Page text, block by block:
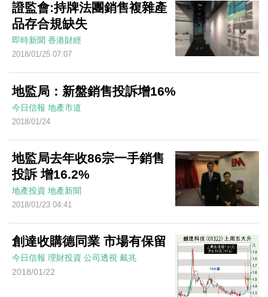
證監會:持牌法團銷售複雜產
品存合規缺失
即時新聞 香港財經
2018/01/25 07:07
地監局：新盤銷售投訴增16%
今日信報 地產市道
2018/01/24
地監局去年收86宗一手銷售
投訴 增16.2%
地產投資 地產新聞
2018/01/23 04:41
創達收購德同業 市場有保留
今日信報 理財投資 公司透視 戴兆
2018/01/22